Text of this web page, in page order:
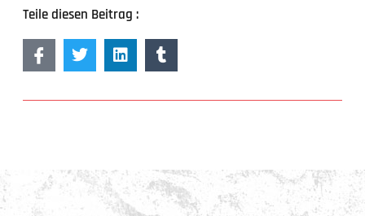
Teile diesen Beitrag :